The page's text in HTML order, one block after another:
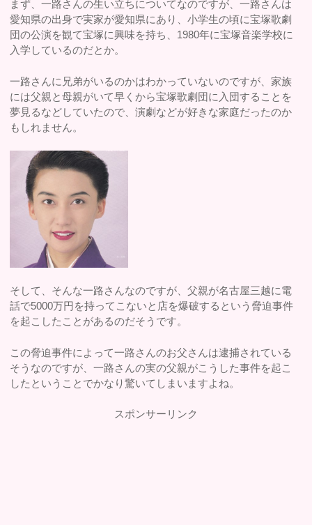
まず、一路さんの生い立ちについてなのですが、一路さんは
愛知県の出身で実家が愛知県にあり、小学生の頃に宝塚歌劇
団の公演を観て宝塚に興味を持ち、1980年に宝塚音楽学校に
入学しているのだとか。
一路さんに兄弟がいるのかはわかっていないのですが、家族
には父親と母親がいて早くから宝塚歌劇団に入団することを
夢見るなどしていたので、演劇などが好きな家庭だったのか
もしれません。
そして、そんな一路さんなのですが、父親が名古屋三越に電
話で5000万円を持ってこないと店を爆破するという脅迫事件
を起こしたことがあるのだそうです。
この脅迫事件によって一路さんのお父さんは逮捕されている
そうなのですが、一路さんの実の父親がこうした事件を起こ
したということでかなり驚いてしまいますよね。
スポンサーリンク